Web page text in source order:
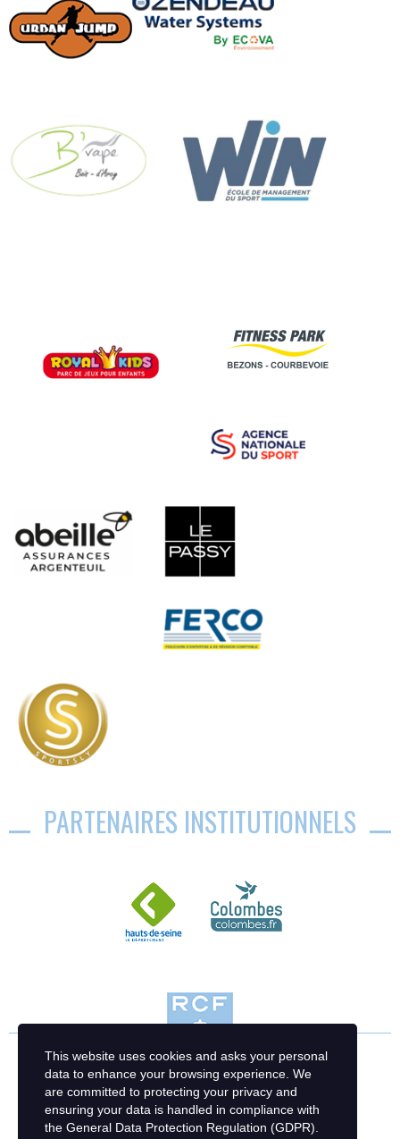
PARTENAIRES INSTITUTIONNELS
This website uses cookies and asks your personal
data to enhance your browsing experience. We
are committed to protecting your privacy and
ensuring your data is handled in compliance with
the General Data Protection Regulation (GDPR)